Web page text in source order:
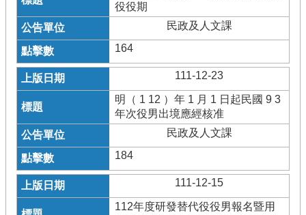
役役期
民政及人文課
164
111-12-23
明（ 1 12 ）年 1 月 1 日起民國 9 3
年次役男出境應經核准
民政及人文課
184
111-12-15
112年度研發替代役役男報名暨用